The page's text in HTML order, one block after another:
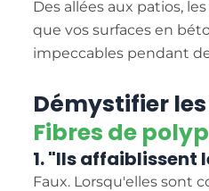
Des allées aux patios,
que vos surfaces en
impeccables pendant
Démystifier
Fibres de
1. "Ils affaiblissent
Faux. Lorsqu'elles sont